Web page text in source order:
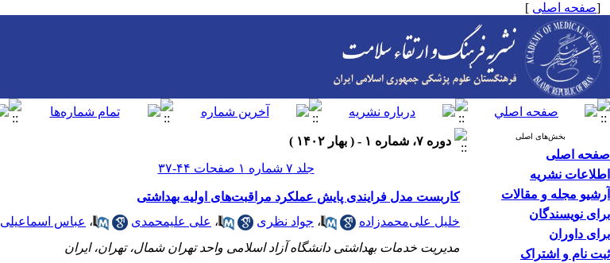
[صفحه اصلی ]
بخش‌های اصلی
صفحه اصلی
اطلاعات نشریه
آرشیو مجله و مقالات
برای نویسندگان
برای داوران
ثبت نام و اشتراک
دوره ۷، شماره ۱ - ( بهار ۱۴۰۲ )
جلد ۷ شماره ۱ صفحات ۴۴-۳۷
کاربست مدل فرایندی پایش عملکرد مراقبت‌های اولیه بهداشتی
خلیل علی‌محمدزاده
، جواد نظری ، علی علیمحمدی ، عباس اسماعیلی
مدیریت خدمات بهداشتی دانشگاه آزاد اسلامی واحد تهران شمال، تهران، ایران